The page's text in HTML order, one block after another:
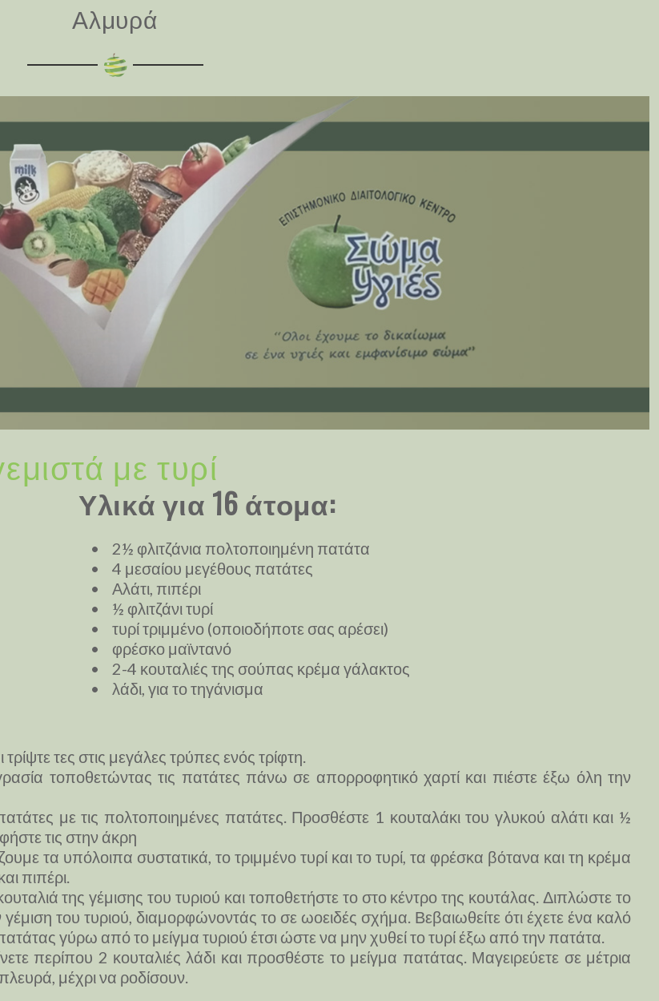
Αλμυρά
με τυρί
Υλικά για 16 άτομα:
• 2½ φλιτζάνια πολτοποιημένη πατάτα
• 4 μεσαίου μεγέθους πατάτες
• Αλάτι, πιπέρι
• ½ φλιτζάνι τυρί
• τυρί τριμμένο (οποιοδήποτε σας αρέσει)
• φρέσκο μαϊντανό
• 2-4 κουταλιές της σούπας κρέμα γάλακτος
• λάδι, για το τηγάνισμα
τες στις μεγάλες τρύπες ενός τρίφτη.
τοποθετώντας τις πατάτες πάνω σε απορροφητικό χαρτί και πιέστε έξω όλη την
με τις πολτοποιημένες πατάτες. Προσθέστε 1 κουταλάκι του γλυκού αλάτι και ½
τις στην άκρη
τα υπόλοιπα συστατικά, το τριμμένο τυρί και το τυρί, τα φρέσκα βότανα και τη κρέμα
πιπέρι.
της γέμισης του τυριού και τοποθετήστε το στο κέντρο της κουτάλας. Διπλώστε το
του τυριού, διαμορφώνοντάς το σε ωοειδές σχήμα. Βεβαιωθείτε ότι έχετε ένα καλό
γύρω από το μείγμα τυριού έτσι ώστε να μην χυθεί το τυρί έξω από την πατάτα.
περίπου 2 κουταλιές λάδι και προσθέστε το μείγμα πατάτας. Μαγειρεύετε σε μέτρια
μέχρι να ροδίσουν.